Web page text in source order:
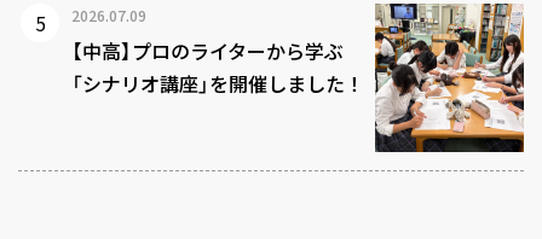
2026.07.09
【中高】プロのライターから学ぶ
「シナリオ講座」を開催しました！